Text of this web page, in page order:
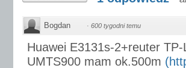
Bogdan · 600 tygodni temu
Huawei E3131s-2+reuter
UMTS900 mam ok.500m